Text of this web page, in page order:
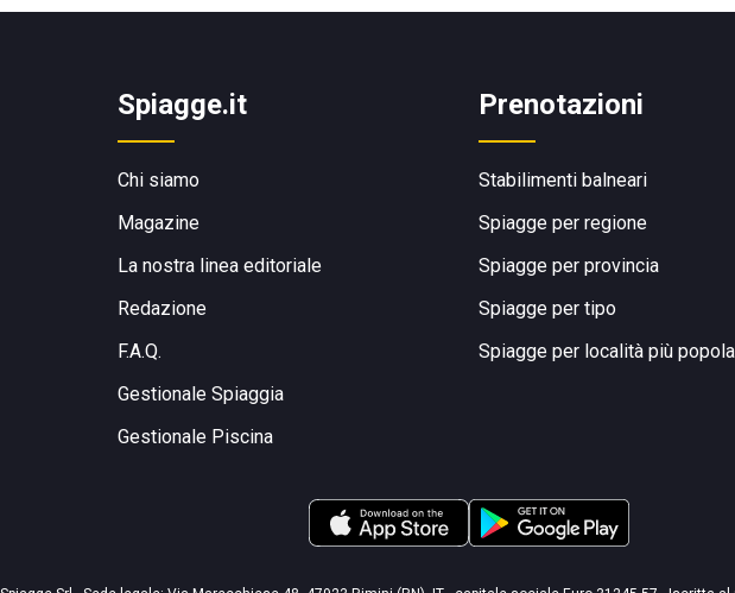
Spiagge.it
Chi siamo
Magazine
La nostra linea editoriale
Redazione
F.A.Q.
Gestionale Spiaggia
Gestionale Piscina
Prenotazioni
Stabilimenti balneari
Spiagge per regione
Spiagge per provincia
Spiagge per tipo
Spiagge per località più